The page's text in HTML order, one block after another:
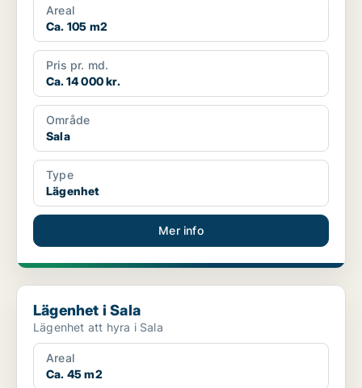
Areal
Ca. 105 m2
Pris pr. md.
Ca. 14 000 kr.
Område
Sala
Type
Lägenhet
Mer info
Lägenhet i Sala
Lägenhet i Sala
Lägenhet att hyra i Sala
Areal
Ca. 45 m2